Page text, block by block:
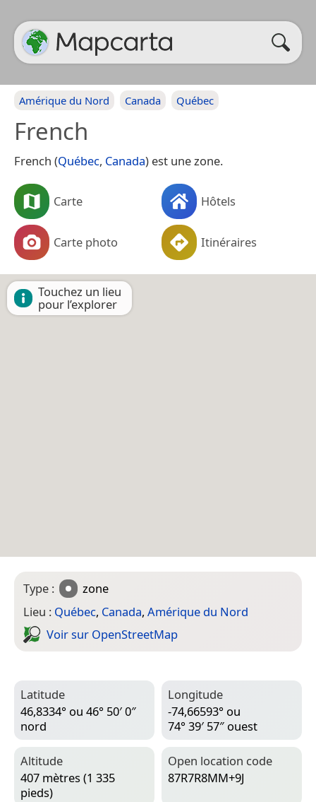
Amérique du Nord Canada Québec
French
French (Québec, Canada) est une zone.
Carte Hôtels
Carte photo Itinéraires
Touchez un lieu
pour l’explorer
Type :
zone
Lieu : Québec, Canada, Amérique du Nord
Voir sur Open­Street­Map
Latitude
46,8334° ou 46° 50′ 0″
nord
Longitude
-74,66593° ou
74° 39′ 57″ ouest
Altitude
407 mètres (1 335
pieds)
Open location code
87R7R8MM+9J